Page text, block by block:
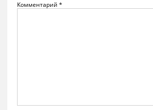
Комментарий *